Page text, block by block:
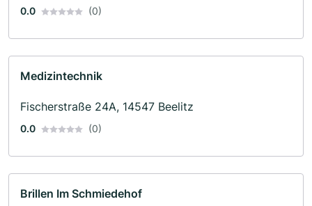
0.0 (0)
Medizintechnik
Fischerstraße 24A, 14547 Beelitz
0.0 (0)
Brillen Im Schmiedehof